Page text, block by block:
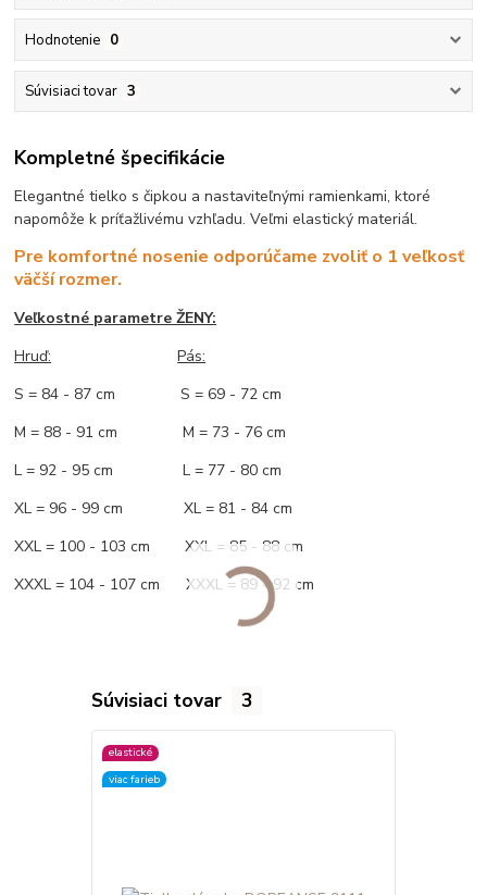
Hodnotenie 0
Súvisiaci tovar 3
Kompletné špecifikácie
Elegantné tielko s čipkou a nastaviteľnými ramienkami, ktoré
napomôže k príťažlivému vzhľadu. Veľmi elastický materiál.
Pre komfortné nosenie odporúčame zvoliť o 1 veľkosť
väčší rozmer.
Veľkostné parametre ŽENY:
Hruď:
Pás:
S = 84 - 87 cm S = 69 - 72 cm
M = 88 - 91 cm M = 73 - 76 cm
L = 92 - 95 cm L = 77 - 80 cm
XL = 96 - 99 cm XL = 81 - 84 cm
XXL = 100 - 103 cm XXL = 85 - 88 cm
XXXL = 104 - 107 cm XXXL = 89 - 92 cm
Súvisiaci tovar 3
elastické
viac farieb